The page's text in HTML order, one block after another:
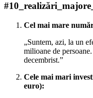
Cel mai mare
„Suntem, azi, la un
milioane de
decembrist.”
Cele mai mari
euro):